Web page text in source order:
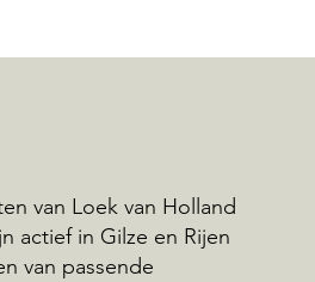
van Loek van Holland
actief in Gilze en Rijen
van passende